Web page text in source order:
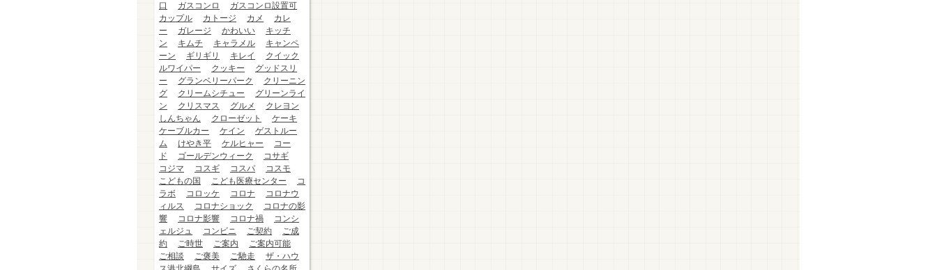
口
ガスコンロ
ガスコンロ設置可
カップル
カトージ カメ
カレ
ー
ガレージ かわいい
キッチ
ン
キムチ キャラメル
キャンペ
ーン
ギリギリ キレイ
クイック
ルワイパー
クッキー
グッドスリ
ー
グランベリーパーク
クリーニン
グ
クリームシチュー
グリーンライ
ン
クリスマス グルメ
クレヨン
しんちゃん
クローゼット
ケーキ
ケーブルカー
ケイン
ゲストルー
ム
けやき平 ケルヒャー
コー
ド
ゴールデンウィーク
コサギ
コジマ
コスギ コスパ
コスモ
こどもの国
こども医療センター
コ
ラボ
コロッケ コロナ
コロナウ
ィルス
コロナショック
コロナの影
響
コロナ影響 コロナ禍
コンシ
ェルジュ
コンビニ ご契約
ご成
約
ご時世 ご案内
ご案内可能
ご相談
ご褒美 ご馳走
ザ・ハウ